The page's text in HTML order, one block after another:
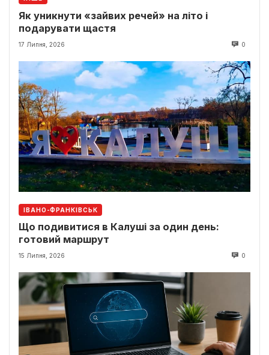
Як уникнути «зайвих речей» на літо і
подарувати щастя
17 Липня, 2026 0
ІВАНО-ФРАНКІВСЬК
Що подивитися в Калуші за один день:
готовий маршрут
15 Липня, 2026 0